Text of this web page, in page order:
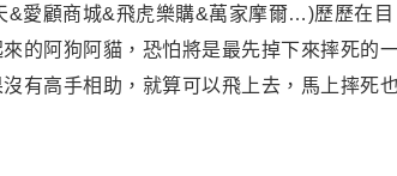
&愛顧商城&飛虎樂購&萬家摩爾…)歷歷在目
的阿狗阿貓，恐怕將是最先掉下來摔死的
有高手相助，就算可以飛上去 ， 馬上摔死